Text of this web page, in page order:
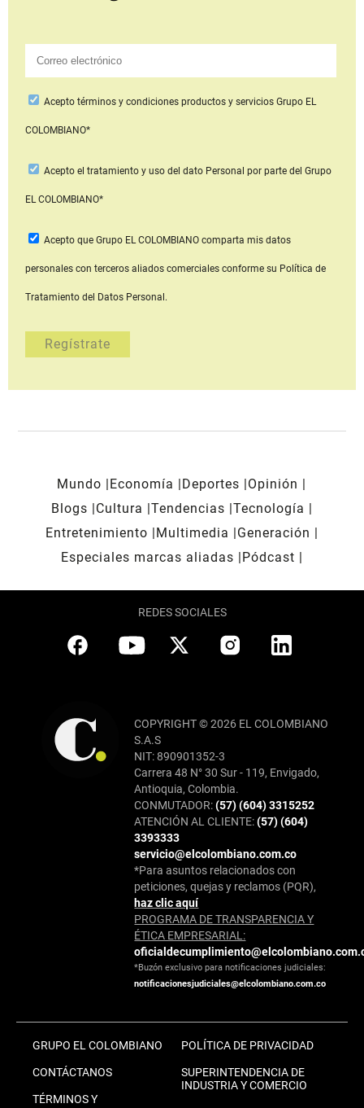
Aceptotérminos y condiciones productos y serviciosGrupo EL
COLOMBIANO*
Acepto el tratamiento y uso del dato Personal por parte del Grupo
EL COLOMBIANO*
Acepto que Grupo EL COLOMBIANOcomparta mis datos
personales con terceros aliados comerciales conforme su Política de
Tratamiento del Datos Personal.
Mundo Economía Deportes
Opinión
Blogs
Cultura Tendencias Tecnología
Entretenimiento
Multimedia
Generación
Especiales marcas aliadas
Pódcast
REDES SOCIALES
COPYRIGHT © 2026 EL COLOMBIANO
S.A.S
NIT: 890901352-3
Carrera 48 N° 30 Sur - 119, Envigado,
Antioquia, Colombia.
CONMUTADOR:(57) (604) 3315252
ATENCIÓN AL CLIENTE:(57) (604)
3393333
servicio@elcolombiano.com.co
*Para asuntos relacionados con
peticiones, quejas y reclamos (PQR),
haz clic aquí
PROGRAMA DE TRANSPARENCIA Y
ÉTICA EMPRESARIAL:
*Buzón exclusivo para notificaciones judiciales:
notificacionesjudiciales@elcolombiano.com.co
GRUPO EL COLOMBIANO
CONTÁCTANOS
TÉRMINOS Y
POLÍTICA DE PRIVACIDAD
SUPERINTENDENCIA DE
INDUSTRIA Y COMERCIO